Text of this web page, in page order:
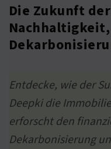
Die Zukunft
Entdecke, wie der
Deepki die
erforscht den
Dekarbonisierung